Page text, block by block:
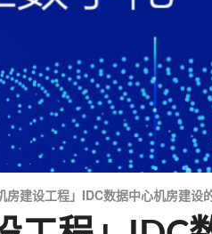
房建设工程」IDC数据中心机房建设